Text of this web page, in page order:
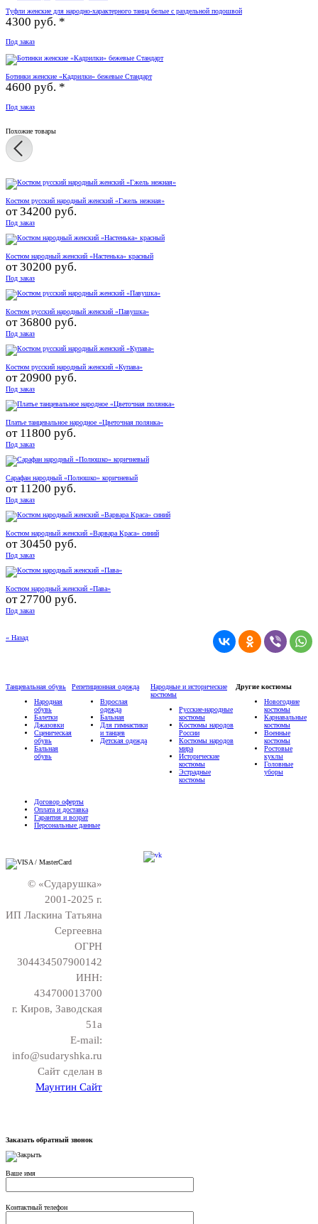
Туфли женские для народно-характерного танца белые с раздельной подошвой
4300 руб. *
Под заказ
Ботинки женские «Кадрилки» бежевые Стандарт
4600 руб. *
Под заказ
Похожие товары
Костюм русский народный женский «Гжель нежная»
от34200 руб.
Под заказ
Костюм народный женский «Настенька» красный
от30200 руб.
Под заказ
Костюм русский народный женский «Павушка»
от36800 руб.
Под заказ
Костюм русский народный женский «Купава»
от20900 руб.
Под заказ
Платье танцевальное народное «Цветочная полянка»
от 11800 руб.
Под заказ
Сарафан народный «Полюшко» коричневый
от 11200 руб.
Под заказ
Костюм народный женский «Варвара Краса» синий
от30450 руб.
Под заказ
Костюм народный женский «Пава»
от27700 руб.
Под заказ
« Назад
Танцевальная обувь
Народная
обувь
Балетки
Джазовки
Сценическая
обувь
Бальная
обувь
Репетиционная одежда
Взрослая
одежда
Бальная
Для гимнастики
и танцев
Детская одежда
Народные и исторические
костюмы
Русские-народные
костюмы
Костюмы народов
России
Костюмы народов
мира
Исторические
костюмы
Эстрадные
костюмы
Другие костюмы
Новогодние
костюмы
Карнавальные
костюмы
Военные
костюмы
Ростовые
куклы
Головные
уборы
Договор оферты
Оплата и доставка
Гарантия и возрат
Персональные данные
© «Сударушка»
2001-2025 г.
ИП Ласкина Татьяна
Сергеевна
ОГРН
304434507900142
ИНН:
434700013700
г. Киров, Заводская
51а
E-mail:
info@sudaryshka.ru
Сайт сделан в
Маунтин Сайт
Заказать обратный звонок
Ваше имя
Контактный телефон